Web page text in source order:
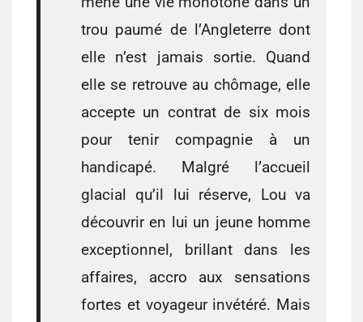
trou paumé de l’Angleterre dont
elle n’est jamais sortie. Quand
elle se retrouve au chômage, elle
accepte un contrat de six mois
pour tenir compagnie à un
handicapé. Malgré l’accueil
glacial qu’il lui réserve, Lou va
découvrir en lui un jeune homme
exceptionnel, brillant dans les
affaires, accro aux sensations
fortes et voyageur invétéré. Mais